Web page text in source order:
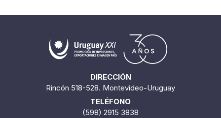
DIRECCIÓN
Rincón 518-528. Montevideo-Uruguay
TELÉFONO
(598) 2915 3838